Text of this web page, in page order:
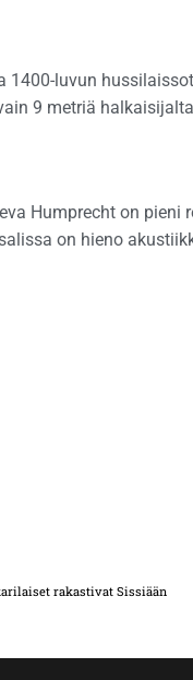
1400-luvun
9 metriä
Humprecht on
on hieno
rakastivat Sissiään